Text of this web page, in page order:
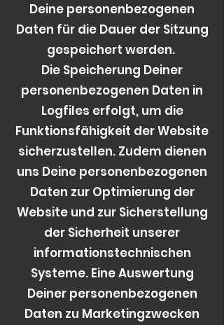
Deine personenbezogenen
Daten für die Dauer der Sitzung
gespeichert werden.
Die Speicherung Deiner
personenbezogenen Daten in
Logfiles erfolgt, um die
Funktionsfähigkeit der Website
sicherzustellen. Zudem dienen
uns Deine personenbezogenen
Daten zur Optimierung der
Website und zur Sicherstellung
der Sicherheit unserer
informationstechnischen
Systeme. Eine Auswertung
Deiner personenbezogenen
Daten zu Marketingzwecken